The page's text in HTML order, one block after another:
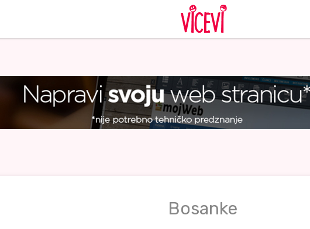
Bosanke